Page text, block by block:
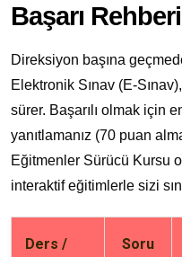
Başarı Rehberi
Direksiyon başına
Elektronik Sınav (E-
sürer. Başarılı olmak için
yanıtlamanız (70 puan
Eğitmenler Sürücü Kursu
interaktif eğitimlerle sizi
Ders /
Soru